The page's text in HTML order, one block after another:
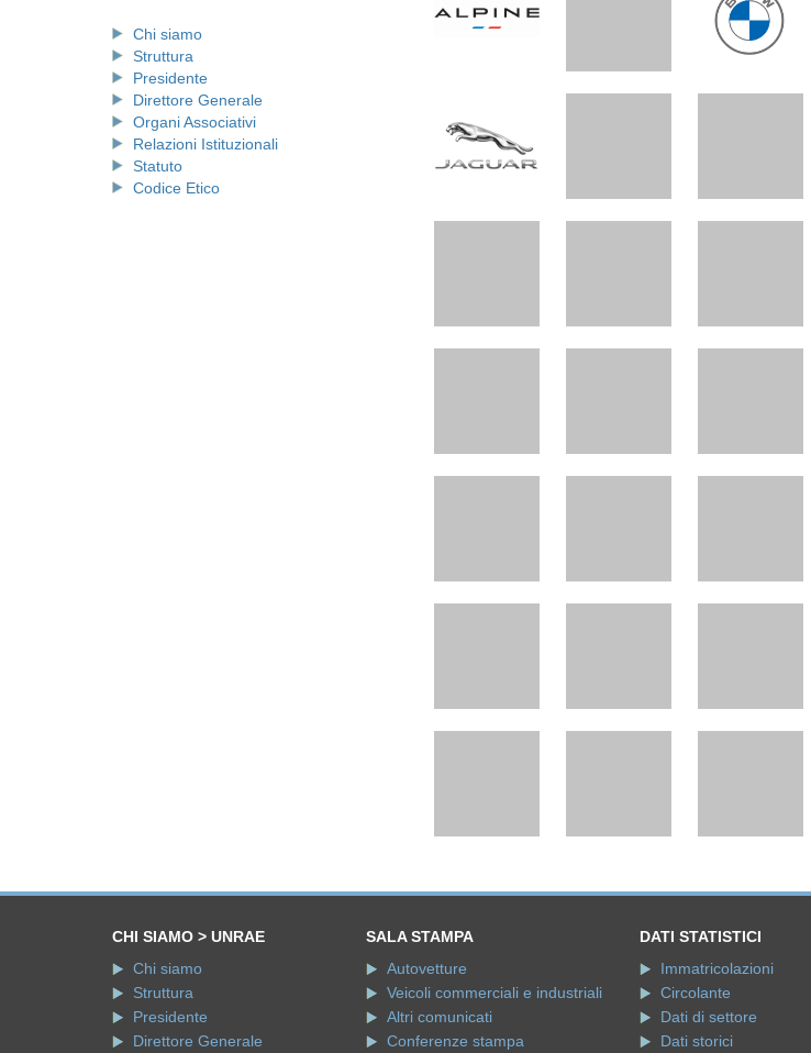
Chi siamo
Struttura
Presidente
Direttore Generale
Organi Associativi
Relazioni Istituzionali
Statuto
Codice Etico
CHI SIAMO > UNRAE
Chi siamo
Struttura
Presidente
Direttore Generale
SALA STAMPA
Autovetture
Veicoli commerciali e industriali
Altri comunicati
Conferenze stampa
DATI STATISTICI
Immatricolazioni
Circolante
Dati di settore
Dati storici